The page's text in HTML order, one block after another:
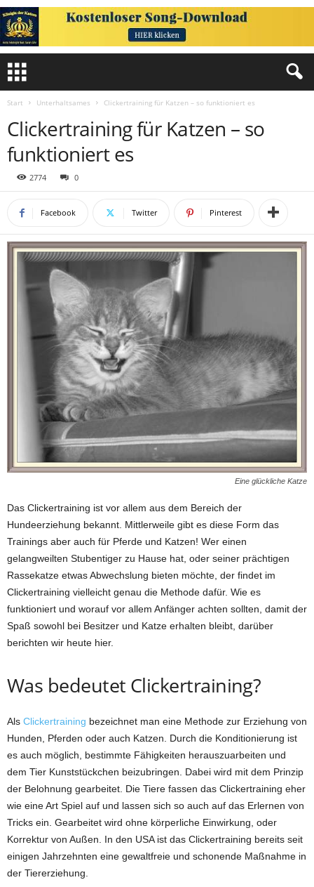
Start Unterhaltsames Clickertraining für Katzen – so funktioniert es
Clickertraining für Katzen – so
funktioniert es
2774 0
Facebook Twitter Pinterest
Eine glückliche Katze
Das Clickertraining ist vor allem aus dem Bereich der
Hundeerziehung bekannt. Mittlerweile gibt es diese Form das
Trainings aber auch für Pferde und Katzen! Wer einen
gelangweilten Stubentiger zu Hause hat, oder seiner prächtigen
Rassekatze etwas Abwechslung bieten möchte, der findet im
Clickertraining vielleicht genau die Methode dafür. Wie es
funktioniert und worauf vor allem Anfänger achten sollten, damit der
Spaß sowohl bei Besitzer und Katze erhalten bleibt, darüber
berichten wir heute hier.
Was bedeutet Clickertraining?
Als Clickertraining bezeichnet man eine Methode zur Erziehung von
Hunden, Pferden oder auch Katzen. Durch die Konditionierung ist
es auch möglich, bestimmte Fähigkeiten herauszuarbeiten und
dem Tier Kunststückchen beizubringen. Dabei wird mit dem Prinzip
der Belohnung gearbeitet. Die Tiere fassen das Clickertraining eher
wie eine Art Spiel auf und lassen sich so auch auf das Erlernen von
Tricks ein. Gearbeitet wird ohne körperliche Einwirkung, oder
Korrektur von Außen. In den USA ist das Clickertraining bereits seit
einigen Jahrzehnten eine gewaltfreie und schonende Maßnahme in
der Tiererziehung.